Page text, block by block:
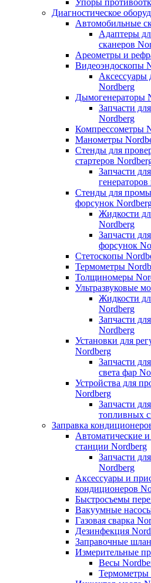
Диагностическое
Автомобильные
Адаптеры
сканеров
Ареометры и
Видеоэндоскопы
Аксессуары
Nordberg
Дымогенераторы
Запчасти
Nordberg
Компрессометры
Манометры
Стенды для
стартеров
Запчасти
Стенды для
форсунок
Жидкости
Nordberg
Запчасти
форсунок
Стетоскопы
Термометры
Толщиномеры
Ультразвуковые
Жидкости
Nordberg
Запчасти
Nordberg
Установки для
Nordberg
Запчасти
света фар
Устройства для
Nordberg
Запчасти
топливных
Заправка
Автоматические
станции Nordberg
Запчасти
Nordberg
Аксессуары и
кондиционеров
Быстросъемы
Вакуумные
Газовая сварка
Дезинфекция
Заправочные
Измерительные
Весы
Термометры